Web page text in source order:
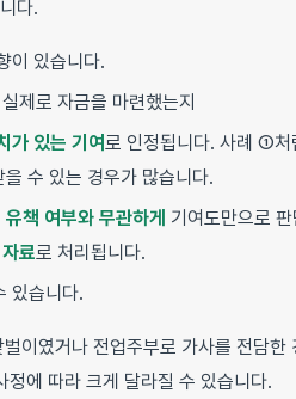
다.
이 있습니다.
제로 자금을 마련했는지
가 있는 기여로 인정됩니다. 사례 ①처
수 있는 경우가 많습니다.
유책 여부와 무관하게 기여도만으로
료로 처리됩니다.
있습니다.
이였거나 전업주부로 가사를 전담한
에 따라 크게 달라질 수 있습니다.